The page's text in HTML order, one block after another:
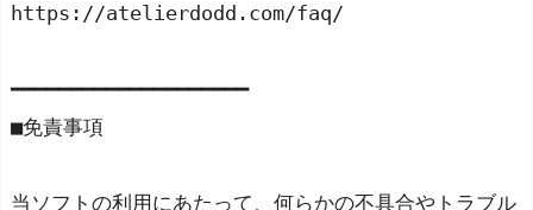
https://atelierdodd.com/faq/
━━━━━━━━━━━━━━━━━━━━
■免責事項
当ソフトの利用にあたって、何らかの不具合やトラブル